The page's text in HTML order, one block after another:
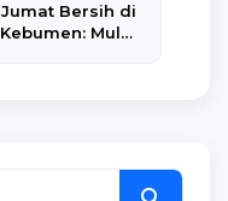
Jumat Bersih di
Kebumen: Mulai